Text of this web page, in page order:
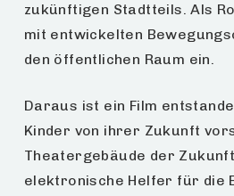
zukünftigen Stadtteils. Als
mit entwickelten
den öffentlichen Raum ein.
Daraus ist ein Film
Kinder von ihrer Zukunft
Theatergebäude der
elektronische Helfer für die